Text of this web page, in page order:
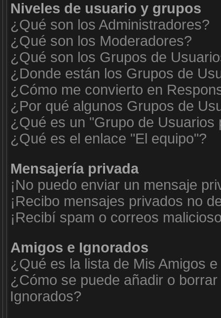
Niveles de usuario y grupos
¿Qué son los Administradores?
¿Qué son los Moderadores?
¿Qué son los Grupos de
¿Donde están los Grupos de
¿Cómo me convierto en
¿Por qué algunos Grupos de
¿Qué es un "Grupo de Usuarios
¿Qué es el enlace "El equipo"?
Mensajería privada
¡No puedo enviar un mensaje
¡Recibo mensajes privados no
¡Recibí spam o correos
Amigos e Ignorados
¿Qué es la lista de Mis Amigos
¿Cómo se puede añadir o
Ignorados?